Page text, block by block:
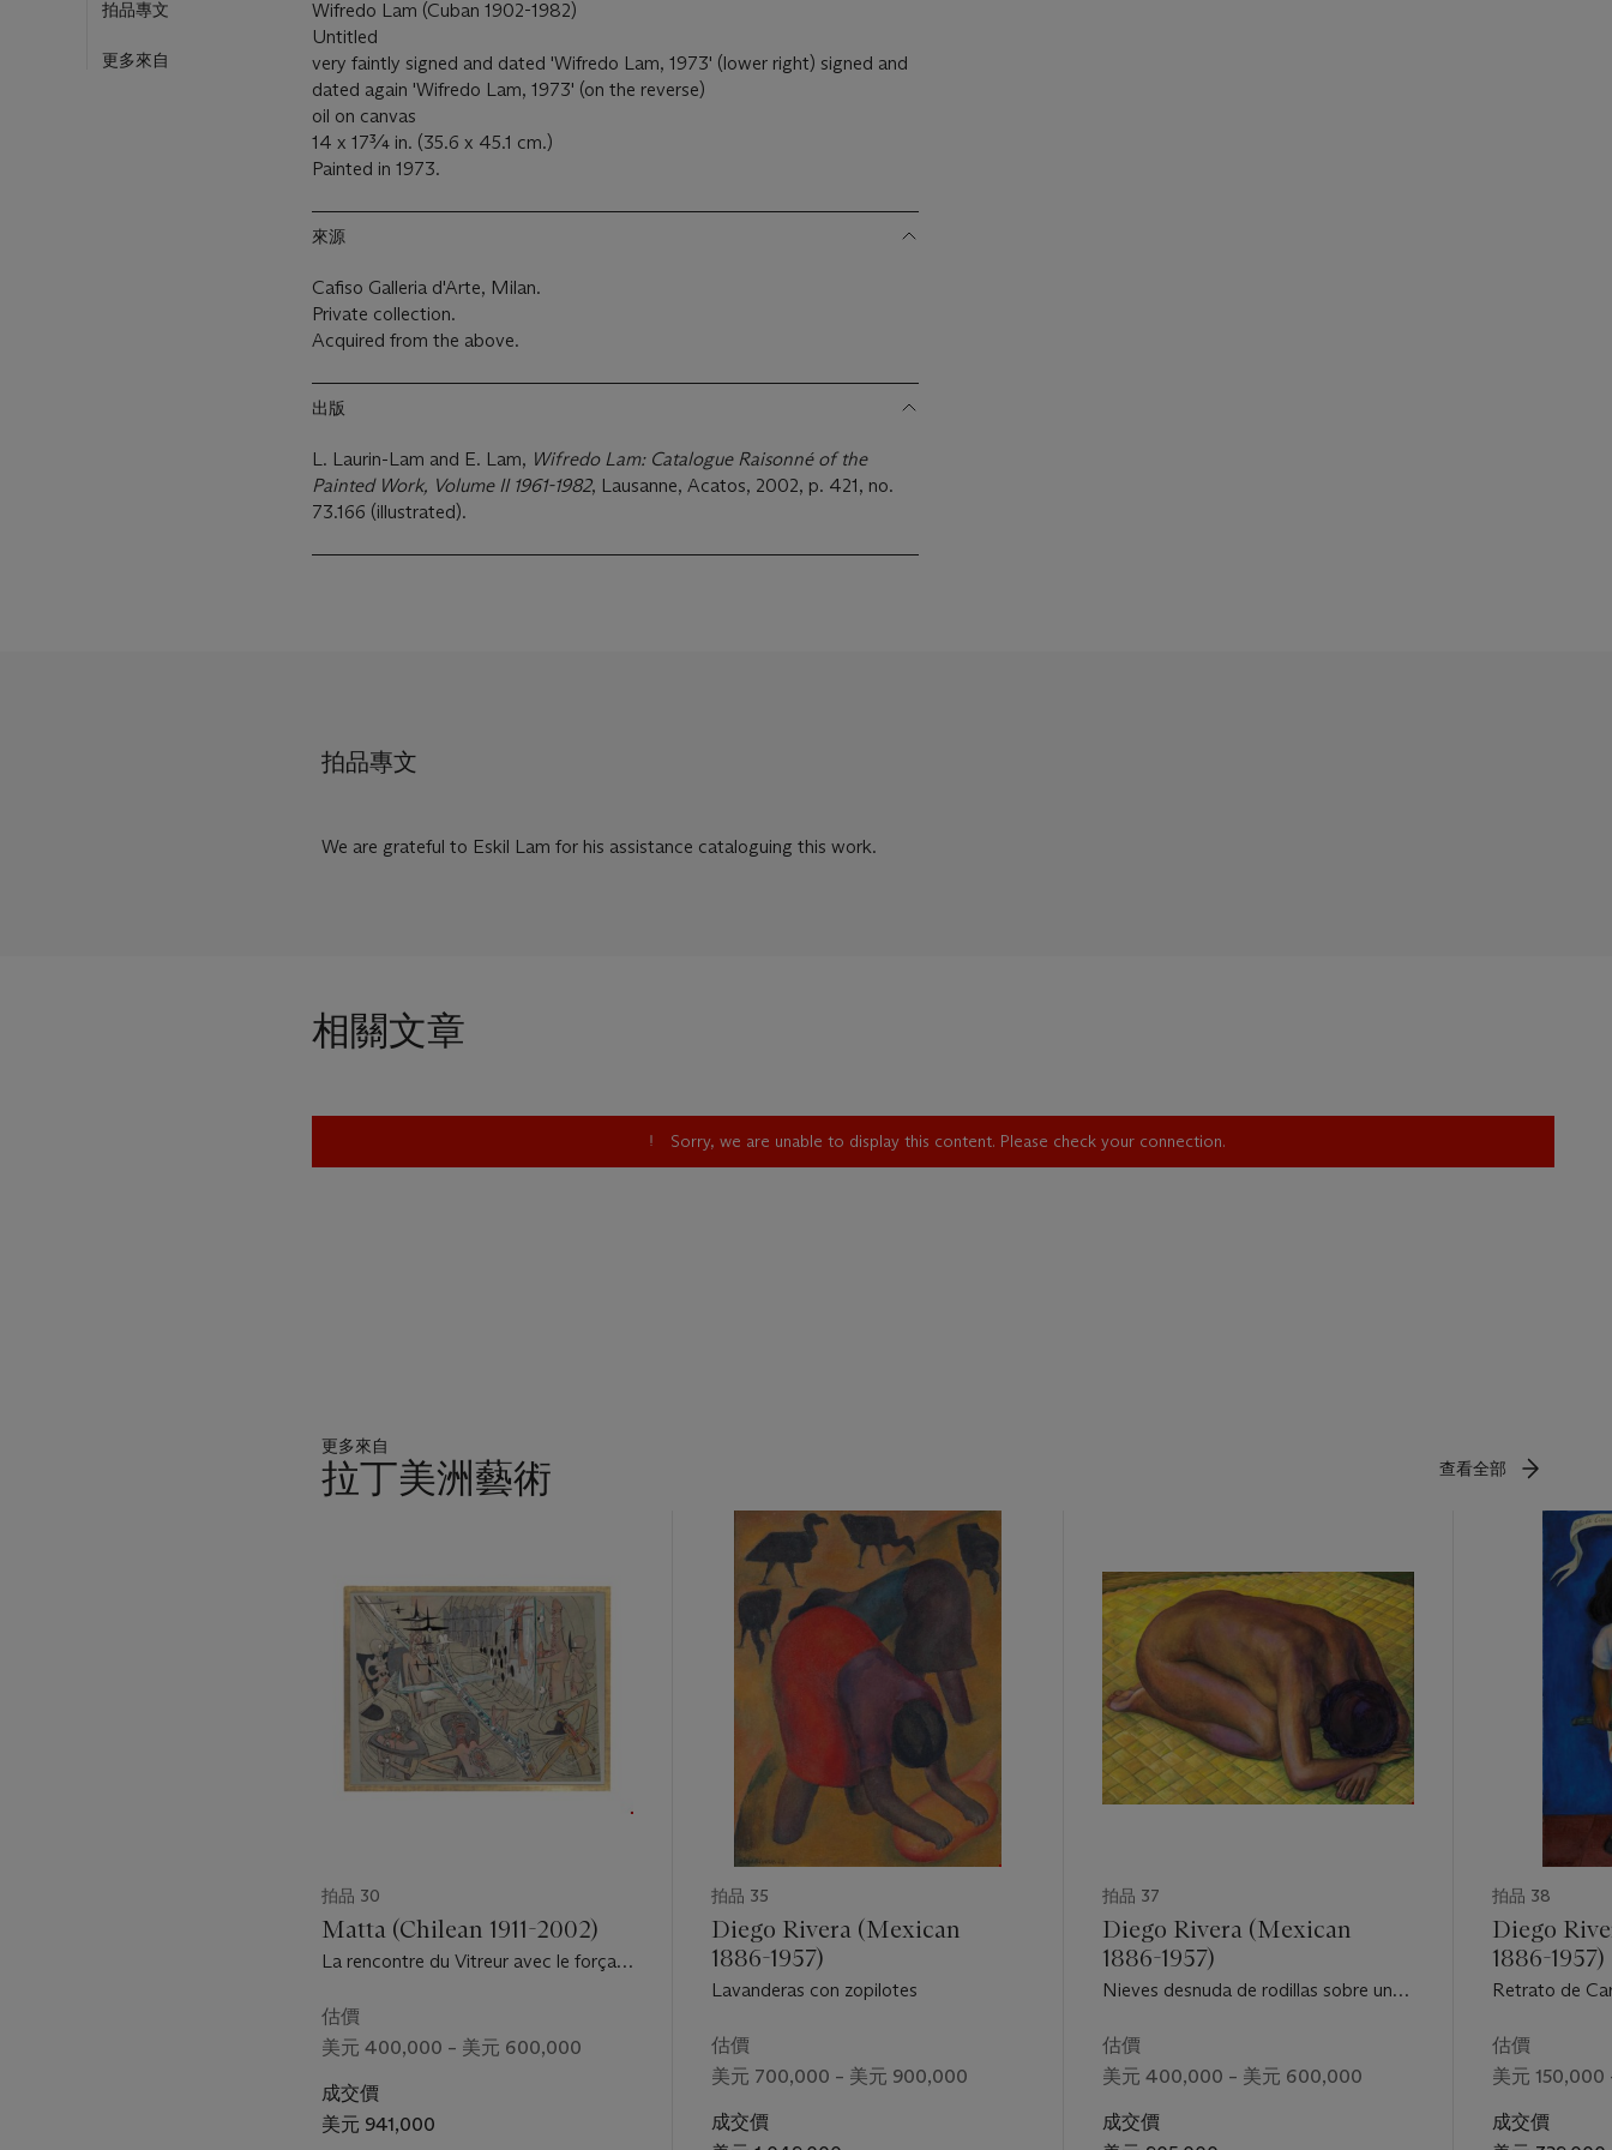
拍品專文
更多來自
Wifredo Lam (Cuban 1902-1982)
Untitled
very faintly signed and dated 'Wifredo Lam, 1973' (lower right) signed and
dated again 'Wifredo Lam, 1973' (on the reverse)
oil on canvas
14 x 17¾ in. (35.6 x 45.1 cm.)
Painted in 1973.
來源
Cafiso Galleria d'Arte, Milan.
Private collection.
Acquired from the above.
出版
L. Laurin-Lam and E. Lam, Wifredo Lam: Catalogue Raisonné of the
Painted Work, Volume II 1961-1982, Lausanne, Acatos, 2002, p. 421, no.
73.166 (illustrated).
拍品專文
We are grateful to Eskil Lam for his assistance cataloguing this work.
相關文章
Sorry, we are unable to display this content. Please check your connection.
更多來自
拉丁美洲藝術 查看全部
拍品 30
Matta (Chilean 1911-2002)
La rencontre du Vitreur avec le forçat
première)
估價
美元 400,000 – 美元 600,000
成交價
美元 941,000
拍品 35
Diego Rivera (Mexican
1886-1957)
Lavanderas con zopilotes
估價
美元 700,000 – 美元 900,000
成交價
拍品 37
Diego Rivera (Mexican
1886-1957)
Nieves desnuda de rodillas sobre un
估價
美元 400,000 – 美元 600,000
成交價
拍品 38
Diego
1886-1957)
Retrato de
估價
美元
成交價